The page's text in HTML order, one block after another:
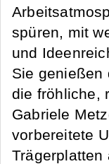
spüren, mit
und
Sie genießen
die fröhliche,
Gabriele
vorbereitete
Trägerplatten